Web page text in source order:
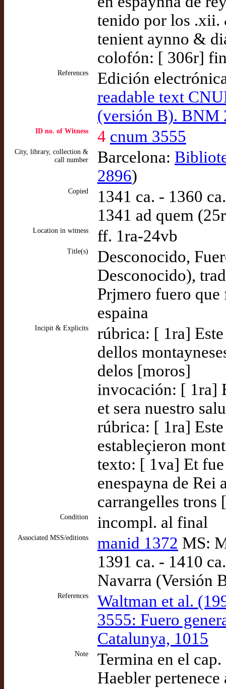
tenido por los .xii.
tenient aynno &
colofón: [ 306r]
References
Edición
readable text
(versión B). BNM
ID no. of Witness 4 cnum 3555
City, library, collection &
call number
Barcelona:
2896)
Copied
1341 ca. - 1360
1341 ad quem
Location in witness ff. 1ra-24vb
Title(s)
Desconocido,
Desconocido),
Prjmero fuero que
espaina
Incipit & Explicits
rúbrica: [ 1ra]
dellos
delos [moros]
invocación: [ 1ra]
et sera nuestro
rúbrica: [ 1ra]
estableçieron
texto: [ 1va] Et
enespayna de
carrangelles
Condition incompl. al final
Associated MSS/editions manid 1372 MS:
1391 ca. - 1410
Navarra (Versión
References
Waltman et al.
3555: Fuero
Catalunya, 1015
Note
Termina en el
Haebler